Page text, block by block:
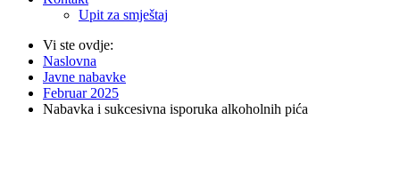
Upit za smještaj
Vi ste ovdje:
Naslovna
Javne nabavke
Februar 2025
Nabavka i sukcesivna isporuka alkoholnih pića